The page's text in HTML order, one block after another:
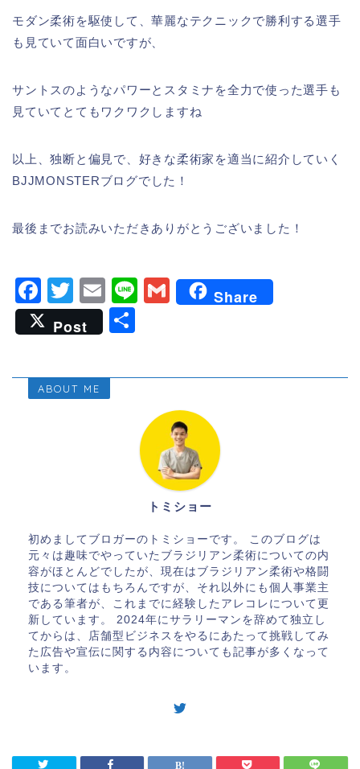
モダン柔術を駆使して、華麗なテクニックで勝利する選手
も見ていて面白いですが、
サントスのようなパワーとスタミナを全力で使った選手も
見ていてとてもワクワクしますね
以上、独断と偏見で、好きな柔術家を適当に紹介していく
BJJMONSTERブログでした！
最後までお読みいただきありがとうございました！
F
a
c
b
T
wi
tt
E
m
ai
Li G
Share
Post
ABOUT ME
トミショー
初めましてブロガーのトミショーです。 このブログは
元々は趣味でやっていたブラジリアン柔術についての内
容がほとんどでしたが、現在はブラジリアン柔術や格闘
技についてはもちろんですが、それ以外にも個人事業主
である筆者が、これまでに経験したアレコレについて更
新しています。 2024年にサラリーマンを辞めて独立し
てからは、店舗型ビジネスをやるにあたって挑戦してみ
た広告や宣伝に関する内容についても記事が多くなって
います。